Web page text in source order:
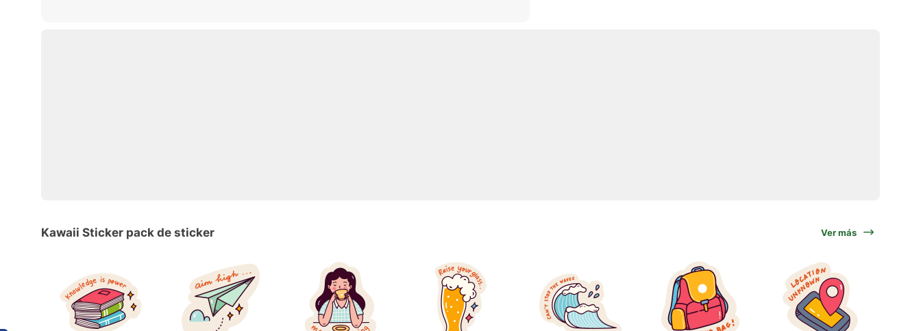
Kawaii Sticker pack de sticker Ver más